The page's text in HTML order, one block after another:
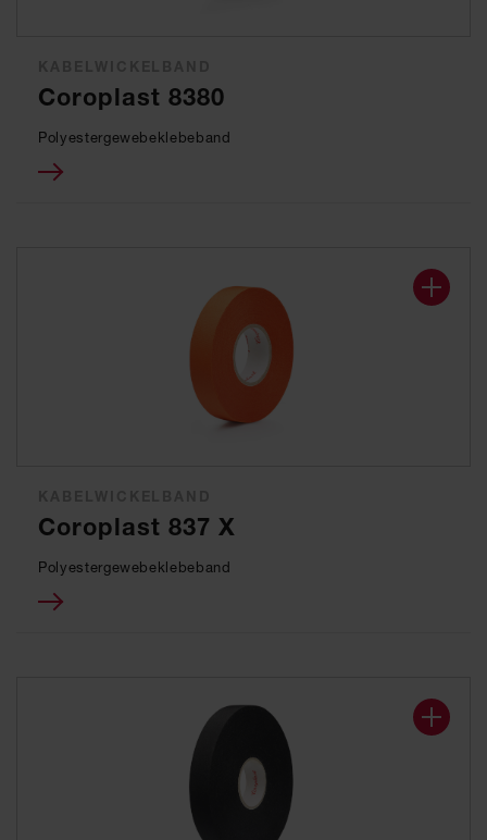
Coroplast 8380
Polyestergewebeklebeband
Coroplast 837 X
Polyestergewebeklebeband